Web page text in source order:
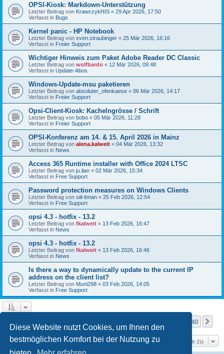
Diese Website nutzt Cookies, um Ihnen den
bestmöglichen Komfort bei der Nutzung zu
OPSI-Kiosk: Markdown-Unterstützung
Letzter Beitrag von KrawczykHIS « 29 Apr 2026, 17:50
Verfasst in Bugs
Kernel panic - HP Notebook
Letzter Beitrag von sven.straubinger « 25 Mär 2026, 16:16
Verfasst in Freier Support
Wichtiger Hinweis zum Paket Adobe Reader DC Classic
Letzter Beitrag von wolfbardo « 12 Mär 2026, 09:48
Verfasst in Update-Abos
Windows-Update-msu paketieren
Letzter Beitrag von absoluter_ofenkaese « 06 Mär 2026, 14:17
Verfasst in Freier Support
Opsi-Client-Kiosk: Kachelngrösse / Schrift
Letzter Beitrag von bobo « 05 Mär 2026, 11:28
Verfasst in Freier Support
OPSI-Konferenz am 14. & 15. April 2026 in Mainz
Letzter Beitrag von alena.kalweit « 04 Mär 2026, 13:32
Verfasst in News
Access 365 Runtime installer with Office 2024 LTSC
Letzter Beitrag von ju.lian « 02 Mär 2026, 15:34
Verfasst in Free Support
Password protection measures on Windows Clients
Letzter Beitrag von siil-itman « 25 Feb 2026, 12:54
Verfasst in Free Support
opsi 4.3 - hotfix - 13.2
Letzter Beitrag von fkalweit « 13 Feb 2026, 16:47
Verfasst in News
opsi 4.3 - hotfix - 13.2
Letzter Beitrag von fkalweit « 13 Feb 2026, 16:46
Verfasst in News
Is there a way to dynamically update to the current IP
address on the client list?
Letzter Beitrag von Muni298 « 03 Feb 2026, 14:05
Verfasst in Free Support
40
Gehe zu